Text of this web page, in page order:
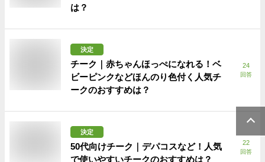
は？
決定
チーク｜赤ちゃんほっぺになれる！ベ
ビーピンクなどほんのり色付く人気チ
ークのおすすめは？
24
回答
決定
50代向けチーク｜デパコスなど！人気
で使いやすいチークのおすすめは？
22
回答